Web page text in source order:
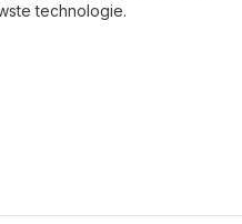
technologie.